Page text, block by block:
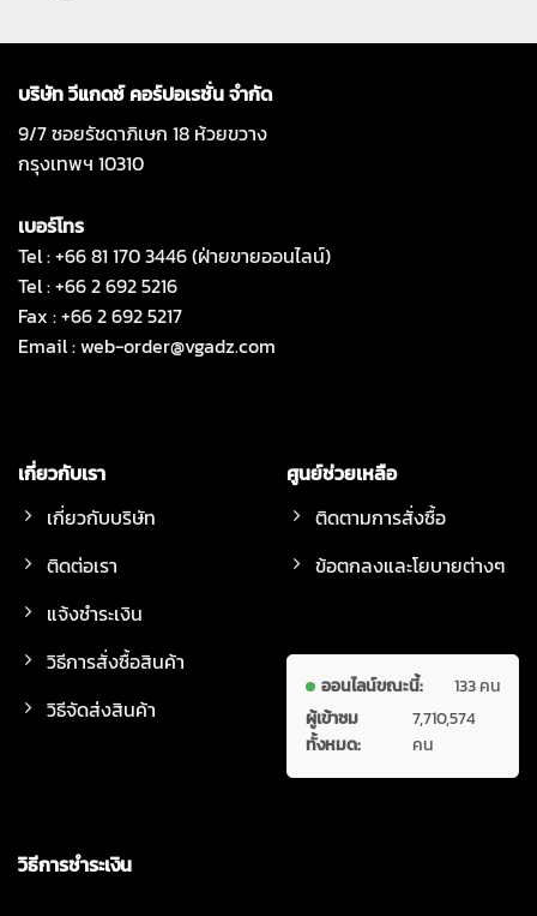
บริษัท วีแกดซ์ คอร์ปอเรชั่น จำกัด
9/7 ซอยรัชดาภิเษก 18 ห้วยขวาง
กรุงเทพฯ 10310
เบอร์โทร
Tel : +66 81 170 3446 (ฝ่ายขายออนไลน์)
Tel : +66 2 692 5216
Fax : +66 2 692 5217
Email :web-order@vgadz.com
เกี่ยวกับเรา
เกี่ยวกับบริษัท
ติดต่อเรา
แจ้งชำระเงิน
วิธีการสั่งซื้อสินค้า
วิธีจัดส่งสินค้า
ศูนย์ช่วยเหลือ
ติดตามการสั่งซื้อ
ข้อตกลงและโยบายต่างๆ
ออนไลน์ขณะนี้:
133 คน
ผู้เข้าชม
ทั้งหมด:
7,710,574
คน
วิธีการชำระเงิน